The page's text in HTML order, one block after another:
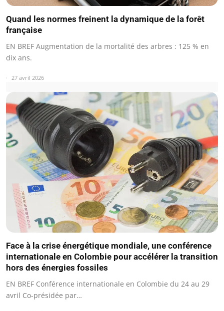
Quand les normes freinent la dynamique de la forêt
française
EN BREF Augmentation de la mortalité des arbres : 125 % en
dix ans.
27 avril 2026
Face à la crise énergétique mondiale, une conférence
internationale en Colombie pour accélérer la transition
hors des énergies fossiles
EN BREF Conférence internationale en Colombie du 24 au 29
avril Co-présidée par…